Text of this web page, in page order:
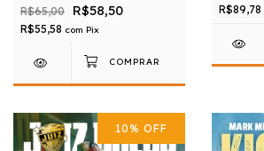
R$65,00 R$58,50
R$55,58 com Pix
R$89,78
10% OFF